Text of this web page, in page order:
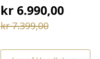
kr7.399,00
Opprinnelig
var:
kr6.990,00
Nåværende
er: